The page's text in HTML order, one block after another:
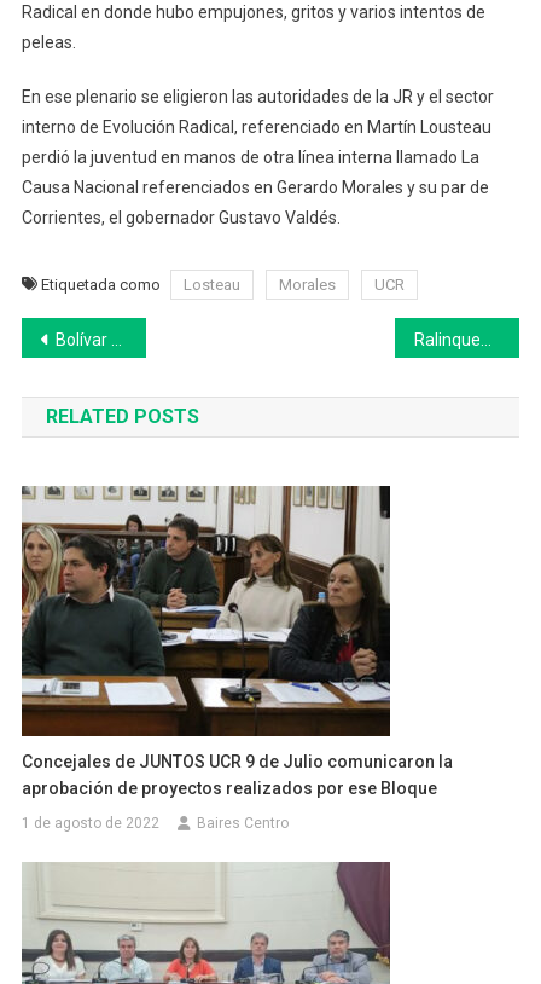
Radical en donde hubo empujones, gritos y varios intentos de
peleas.
En ese plenario se eligieron las autoridades de la JR y el sector
interno de Evolución Radical, referenciado en Martín Lousteau
perdió la juventud en manos de otra línea interna llamado La
Causa Nacional referenciados en Gerardo Morales y su par de
Corrientes, el gobernador Gustavo Valdés.
Etiquetada como Losteau Morales UCR
Navegación
de
entradas
Bolívar prepara las decoraciones navideñas en el centro cívico
RELATED POSTS
Concejales de JUNTOS UCR 9 de Julio comunicaron la
aprobación de proyectos realizados por ese Bloque
1 de agosto de 2022 Baires Centro